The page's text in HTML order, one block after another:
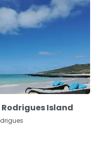
Rodrigues Island